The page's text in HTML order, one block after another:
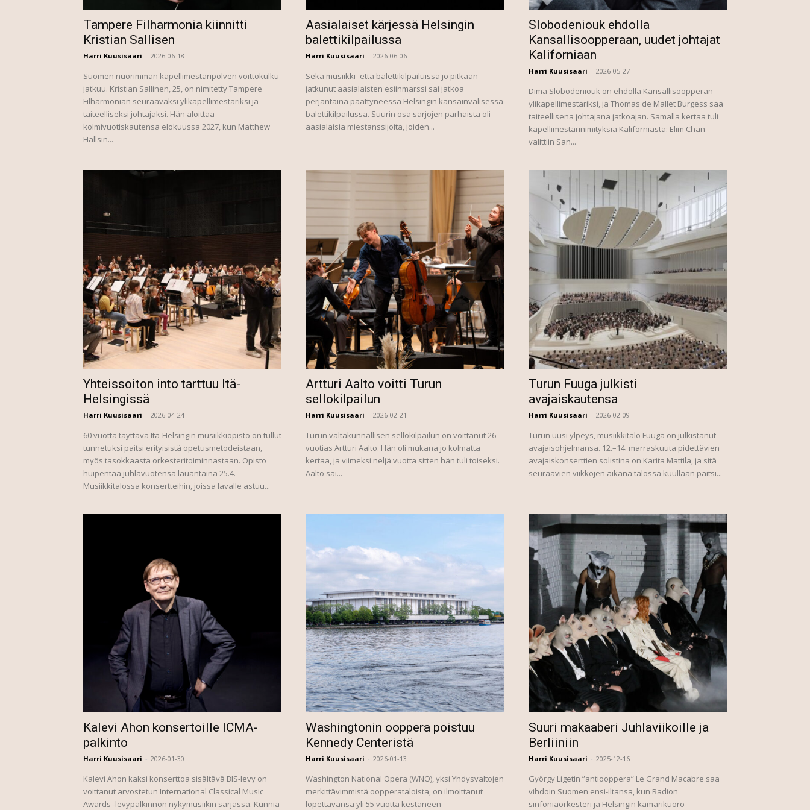
Tampere Filharmonia kiinnitti
Kristian Sallisen
Harri Kuusisaari - 2026-06-18
Suomen nuorimman kapellimestaripolven voittokulku
jatkuu. Kristian Sallinen, 25, on nimitetty Tampere
Filharmonian seuraavaksi ylikapellimestariksi ja
taiteelliseksi johtajaksi. Hän aloittaa
kolmivuotiskautensa elokuussa 2027, kun Matthew
Hallsin...
Aasialaiset kärjessä Helsingin
balettikilpailussa
Harri Kuusisaari - 2026-06-06
Sekä musiikki- että balettikilpailuissa jo pitkään
jatkunut aasialaisten esiinmarssi sai jatkoa
perjantaina päättyneessä Helsingin kansainvälisessä
balettikilpailussa. Suurin osa sarjojen parhaista oli
aasialaisia miestanssijoita, joiden...
Slobodeniouk ehdolla
Kansallisoopperaan, uudet johtajat
Kaliforniaan
Harri Kuusisaari - 2026-05-27
Dima Slobodeniouk on ehdolla Kansallisoopperan
ylikapellimestariksi, ja Thomas de Mallet Burgess saa
taiteellisena johtajana jatkoajan. Samalla kertaa tuli
kapellimestarinimityksiä Kaliforniasta: Elim Chan
valittiin San...
Yhteissoiton into tarttuu Itä-
Helsingissä
Harri Kuusisaari - 2026-04-24
60 vuotta täyttävä Itä-Helsingin musiikkiopisto on tullut
tunnetuksi paitsi erityisistä opetusmetodeistaan,
myös tasokkaasta orkesteritoiminnastaan. Opisto
huipentaa juhlavuotensa lauantaina 25.4.
Musiikkitalossa konsertteihin, joissa lavalle astuu...
Artturi Aalto voitti Turun
sellokilpailun
Harri Kuusisaari - 2026-02-21
Turun valtakunnallisen sellokilpailun on voittanut 26-
vuotias Artturi Aalto. Hän oli mukana jo kolmatta
kertaa, ja viimeksi neljä vuotta sitten hän tuli toiseksi.
Aalto sai...
Turun Fuuga julkisti
avajaiskautensa
Harri Kuusisaari - 2026-02-09
Turun uusi ylpeys, musiikkitalo Fuuga on julkistanut
avajaisohjelmansa. 12.–14. marraskuuta pidettävien
avajaiskonserttien solistina on Karita Mattila, ja sitä
seuraavien viikkojen aikana talossa kuullaan paitsi...
Kalevi Ahon konsertoille ICMA-
palkinto
Harri Kuusisaari - 2026-01-30
Kalevi Ahon kaksi konserttoa sisältävä BIS-levy on
voittanut arvostetun International Classical Music
Awards ‑levypalkinnon nykymusiikin sarjassa. Kunnia
Washingtonin ooppera poistuu
Kennedy Centeristä
Harri Kuusisaari - 2026-01-13
Washington National Opera (WNO), yksi Yhdysvaltojen
merkittävimmistä oopperataloista, on ilmoittanut
lopettavansa yli 55 vuotta kestäneen
Suuri makaaberi Juhlaviikoille ja
Berliiniin
Harri Kuusisaari - 2025-12-16
György Ligetin ”antiooppera” Le Grand Macabre saa
vihdoin Suomen ensi-iltansa, kun Radion
sinfoniaorkesteri ja Helsingin kamarikuoro